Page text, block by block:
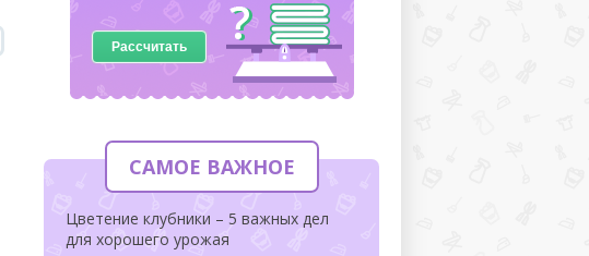
Рассчитать
САМОЕ ВАЖНОЕ
Цветение клубники – 5 важных дел
для хорошего урожая